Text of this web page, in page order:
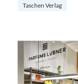
Taschen Verlag